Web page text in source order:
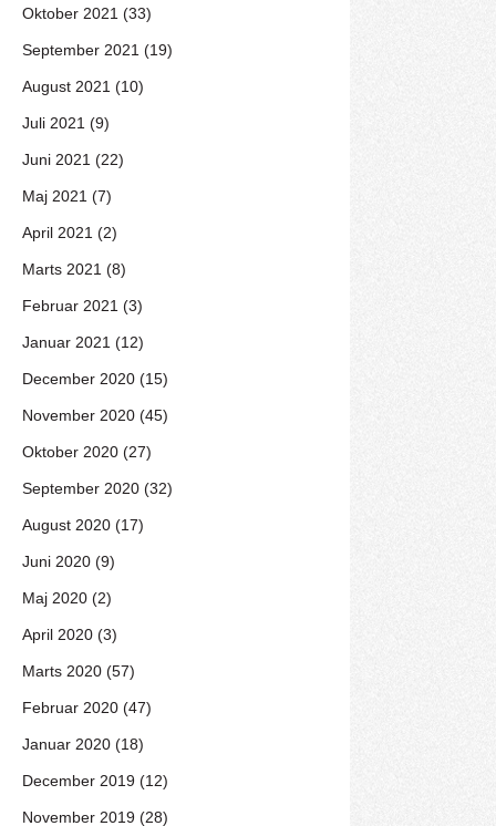
Oktober 2021 (33)
September 2021 (19)
August 2021 (10)
Juli 2021 (9)
Juni 2021 (22)
Maj 2021 (7)
April 2021 (2)
Marts 2021 (8)
Februar 2021 (3)
Januar 2021 (12)
December 2020 (15)
November 2020 (45)
Oktober 2020 (27)
September 2020 (32)
August 2020 (17)
Juni 2020 (9)
Maj 2020 (2)
April 2020 (3)
Marts 2020 (57)
Februar 2020 (47)
Januar 2020 (18)
December 2019 (12)
November 2019 (28)